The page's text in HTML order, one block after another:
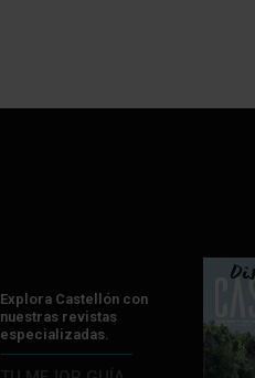
Explora Castellón con
nuestras revistas
especializadas.